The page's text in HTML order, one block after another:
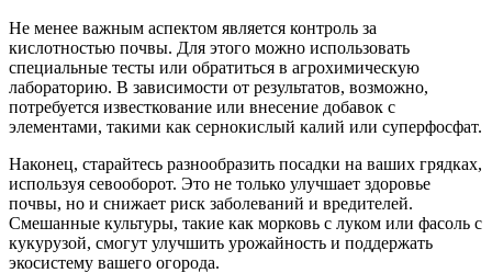
Не менее важным аспектом является контроль за
кислотностью почвы. Для этого можно использовать
специальные тесты или обратиться в агрохимическую
лабораторию. В зависимости от результатов, возможно,
потребуется известкование или внесение добавок с
элементами, такими как сернокислый калий или суперфосфат.
Наконец, старайтесь разнообразить посадки на ваших грядках,
используя севооборот. Это не только улучшает здоровье
почвы, но и снижает риск заболеваний и вредителей.
Смешанные культуры, такие как морковь с луком или фасоль с
кукурузой, смогут улучшить урожайность и поддержать
экосистему вашего огорода.